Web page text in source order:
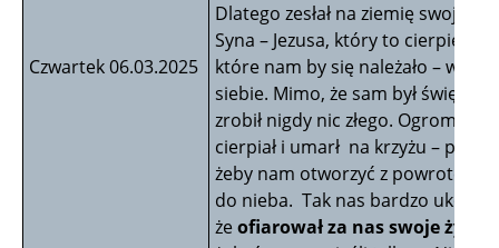
Czwartek 06.03.2025
Dlatego zesłał na ziemię swojego
Syna – Jezusa, który to cierpienie,
które nam by się należało – wziął
siebie. Mimo, że sam był święty i
zrobił nigdy nic złego. Ogromnie
cierpiał i umarł na krzyżu – po to,
żeby nam otworzyć z powrotem
do nieba. Tak nas bardzo
żeofiarował za nas swoje życie